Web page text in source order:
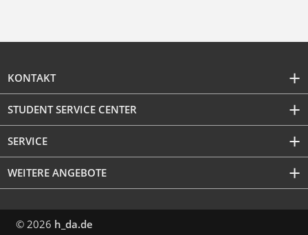
KONTAKT
STUDENT SERVICE CENTER
SERVICE
WEITERE ANGEBOTE
© 2026 h_da.de